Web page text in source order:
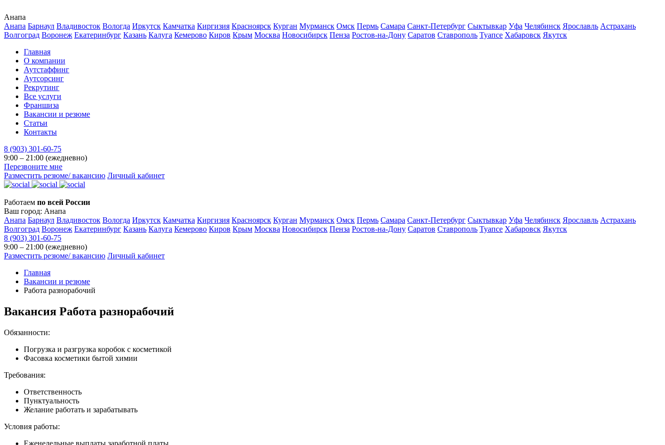
Анапа
Анапа Барнаул Владивосток Вологда Иркутск Камчатка Киргизия Красноярск Курган Мурманск Омск Пермь Самара Санкт-Петербург Сыктывкар Уфа Челябинск Ярославль Астрахань
Волгоград Воронеж Екатеринбург Казань Калуга Кемерово Киров Крым Москва Новосибирск Пенза Ростов-на-Дону Саратов Ставрополь Туапсе Хабаровск Якутск
Главная
О компании
Аутстаффинг
Аутсорсинг
Рекрутинг
Все услуги
Франшиза
Вакансии и резюме
Статьи
Контакты
8 (903) 301-60-75
9:00 – 21:00 (ежедневно)
Перезвоните мне
Разместить резюме/ вакансию Личный кабинет
Работаем по всей России
Ваш город: Анапа
Анапа Барнаул Владивосток Вологда Иркутск Камчатка Киргизия Красноярск Курган Мурманск Омск Пермь Самара Санкт-Петербург Сыктывкар Уфа Челябинск Ярославль Астрахань
Волгоград Воронеж Екатеринбург Казань Калуга Кемерово Киров Крым Москва Новосибирск Пенза Ростов-на-Дону Саратов Ставрополь Туапсе Хабаровск Якутск
8 (903) 301-60-75
9:00 – 21:00 (ежедневно)
Разместить резюме/ вакансию Личный кабинет
Главная
Вакансии и резюме
Работа разнорабочий
Вакансия Работа разнорабочий
Обязанности:
Погрузка и разгрузка коробок с косметикой
Фасовка косметики бытой химии
Требования:
Ответственность
Пунктуальность
Желание работать и зарабатывать
Условия работы:
Еженедельные выплаты заработной платы